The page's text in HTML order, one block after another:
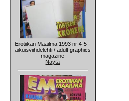
Erotiikan Maailma 1993 nr 4-5 -
aikuisviihdelehti / adult graphics
magazine
Näytä